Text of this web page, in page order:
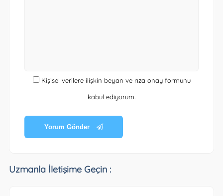
Kişisel verilere ilişkin beyan ve rıza onay formunu
kabul ediyorum.
Yorum Gönder
Uzmanla İletişime Geçin :